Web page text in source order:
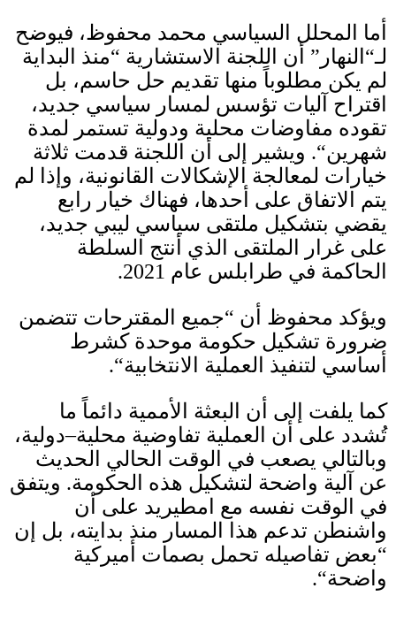
أما المحلل السياسي محمد محفوظ، فيوضح
لـ“ النهار ” أن اللجنة الاستشارية “منذ البداية
لم يكن مطلوباً منها تقديم حل حاسم، بل
اقتراح آليات تؤسس لمسار سياسي جديد،
تقوده مفاوضات محلية ودولية تستمر لمدة
شهرين“. ويشير إلى أن اللجنة قدمت ثلاثة
خيارات لمعالجة الإشكالات القانونية، وإذا لم
يتم الاتفاق على أحدها، فهناك خيار رابع
يقضي بتشكيل ملتقى سياسي ليبي جديد،
على غرار الملتقى الذي أنتج السلطة
الحاكمة في طرابلس عام 2021.
ويؤكد محفوظ أن “جميع المقترحات تتضمن
ضرورة تشكيل حكومة موحدة كشرط
أساسي لتنفيذ العملية الانتخابية“.
كما يلفت إلى أن البعثة الأممية دائماً ما
تُشدد على أن العملية تفاوضية محلية–دولية،
وبالتالي يصعب في الوقت الحالي الحديث
عن آلية واضحة لتشكيل هذه الحكومة. ويتفق
في الوقت نفسه مع امطيريد على أن
واشنطن تدعم هذا المسار منذ بدايته، بل إن
“بعض تفاصيله تحمل بصمات أميركية
واضحة“.